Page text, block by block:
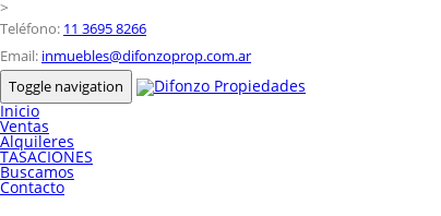
>
Teléfono: 11 3695 8266
Email: inmuebles@difonzoprop.com.ar
Toggle navigation
Inicio
Ventas
Alquileres
TASACIONES
Buscamos
Contacto